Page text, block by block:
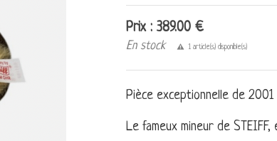
Prix : 389.00 €
En stock 1 article(s) disponible(s)
Pièce exceptionnelle de 2001
Le fameux mineur de